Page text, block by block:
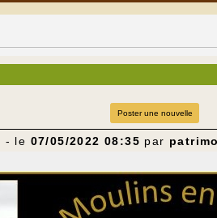
Poster une nouvelle
- le 07/05/2022 08:35 par